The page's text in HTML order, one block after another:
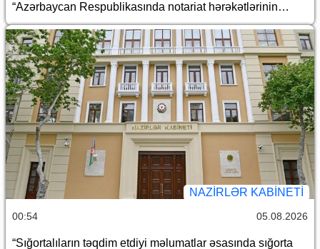
“Azərbaycan Respublikasında notariat hərəkətlərinin
aparılması qaydaları haqqında Təlimat”da dəyişiklik
edilməsi barədə
NAZIRLƏR KABINETI
00:54 05.08.2026
“Sığortalıların təqdim etdiyi məlumatlar əsasında sığorta